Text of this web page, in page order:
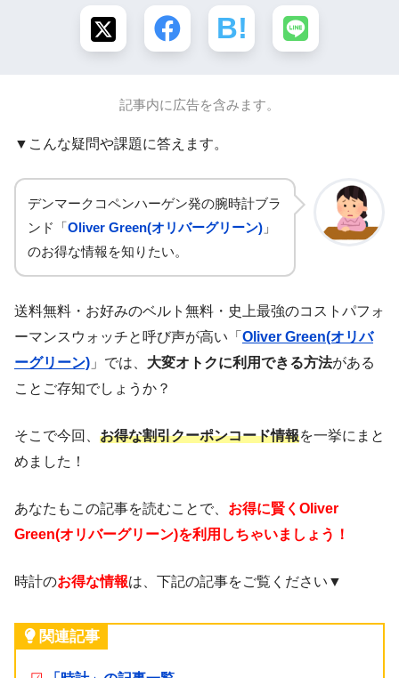
記事内に広告を含みます。
▼こんな疑問や課題に答えます。
デンマークコペンハーゲン発の腕時計ブラ
ンド「Oliver Green(オリバーグリーン) 」
のお得な情報を知りたい。
送料無料・お好みのベルト無料・史上最強のコストパフォ
ーマンスウォッチと呼び声が高い「 Oliver Green(オリバ
ーグリーン) 」では、 大変オトクに利用できる方法がある
ことご存知でしょうか？
そこで今回、 お得な割引クーポンコード情報を一挙にまと
めました！
あなたもこの記事を読むことで、 お得に賢くOliver
Green(オリバーグリーン)を利用しちゃいましょう！
時計のお得な情報は、下記の記事をご覧ください▼
関連記事